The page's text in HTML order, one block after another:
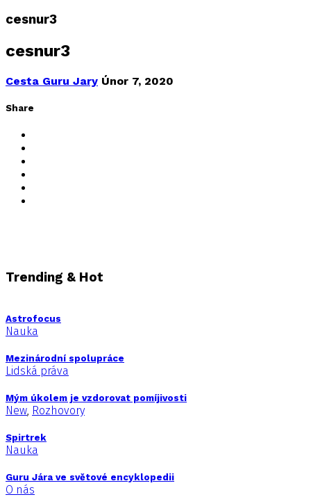
cesnur3
cesnur3
Cesta Guru Jary Únor 7, 2020
Share
Trending & Hot
Astrofocus
Nauka
Mezinárodní spolupráce
Lidská práva
Mým úkolem je vzdorovat pomíjivosti
New Rozhovory
Spirtrek
Nauka
Guru Jára ve světové encyklopedii
O nás